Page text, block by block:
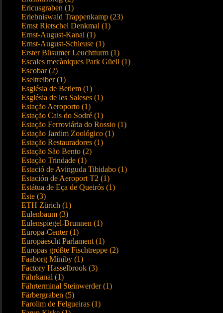
Ericusgraben (1)
Erlebniswald Trappenkamp (23)
Ernst Rietschel Denkmal (1)
Ernst-August-Kanal (1)
Ernst-August-Schleuse (1)
Erster Büsumer Leuchtturm (1)
Escales mecàniques Park Güell (1)
Escobar (2)
Eseltreiber (1)
Església de Betlem (1)
Església de les Saleses (1)
Estação Aeroporto (1)
Estação Cais do Sodré (1)
Estação Ferroviária do Rossio (1)
Estação Jardim Zoológico (1)
Estação Restauradores (1)
Estação São Bento (2)
Estação Trindade (1)
Estació de Avinguda Tibidabo (1)
Estación de Aeroport T2 (1)
Estátua de Eça de Queirós (1)
Este (3)
ETH Zürich (1)
Eulenbaum (3)
Eulenspiegel-Brunnen (1)
Europa-Center (1)
Europäescht Parlament (1)
Europas größte Fischtreppe (2)
Faaborg Miniby (1)
Factory Hasselbrook (3)
Fährkanal (1)
Fährterminal Steinwerder (1)
Färbergraben (5)
Farolim de Felgueiras (1)